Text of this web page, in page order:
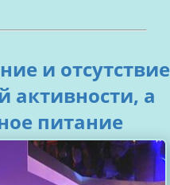
и отсутствие
активности, а
питание